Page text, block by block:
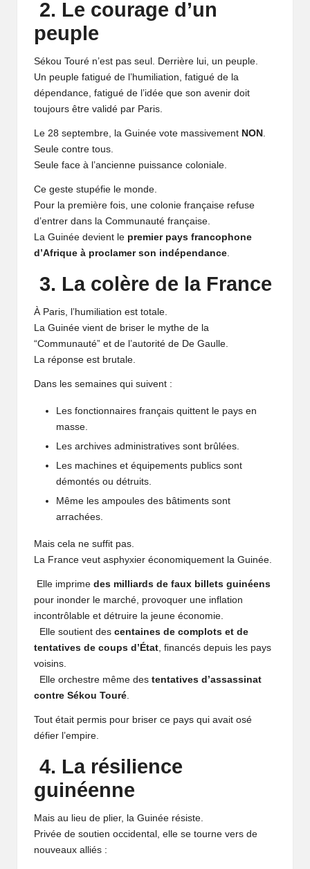
2. Le courage d’un
peuple
Sékou Touré n’est pas seul. Derrière lui, un peuple.
Un peuple fatigué de l’humiliation, fatigué de la
dépendance, fatigué de l’idée que son avenir doit
toujours être validé par Paris.
Le 28 septembre, la Guinée vote massivement NON
Seule contre tous.
Seule face à l’ancienne puissance coloniale.
Ce geste stupéfie le monde.
Pour la première fois, une colonie française refuse
d’entrer dans la Communauté française.
La Guinée devient le premier pays francophone
d’Afrique à proclamer son indépendance
3. La colère de la France
À Paris, l’humiliation est totale.
La Guinée vient de briser le mythe de la
“Communauté” et de l’autorité de De Gaulle.
La réponse est brutale.
Dans les semaines qui suivent :
Les fonctionnaires français quittent le pays en
masse.
Les archives administratives sont brûlées.
Les machines et équipements publics sont
démontés ou détruits.
Même les ampoules des bâtiments sont
arrachées.
Mais cela ne suffit pas.
La France veut asphyxier économiquement la Guinée.
Elle imprime des milliards de faux billets guinéens
pour inonder le marché, provoquer une inflation
incontrôlable et détruire la jeune économie.
Elle soutient des centaines de complots et de
tentatives de coups d’État , financés depuis les pays
voisins.
Elle orchestre même des tentatives d’assassinat
contre Sékou Touré
Tout était permis pour briser ce pays qui avait osé
défier l’empire.
4. La résilience
guinéenne
Mais au lieu de plier, la Guinée résiste.
Privée de soutien occidental, elle se tourne vers de
nouveaux alliés :